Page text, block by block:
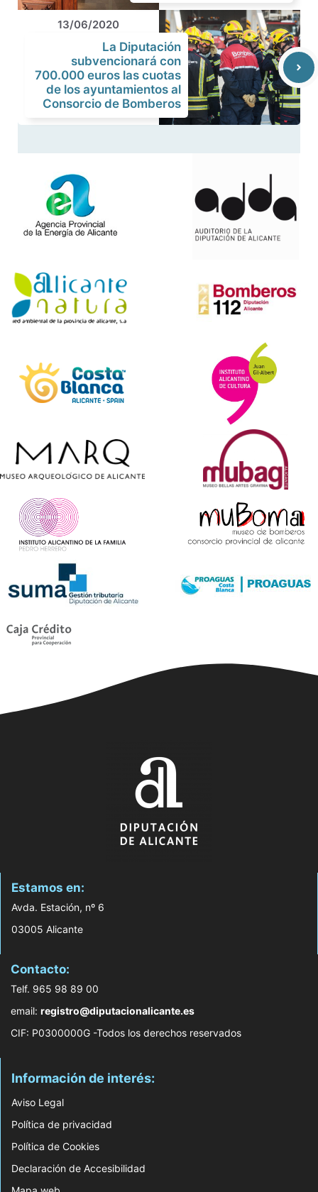
13/06/2020
La Diputación
subvencionará con
700.000 euros las cuotas
de los ayuntamientos al
Consorcio de Bomberos
Estamos en:
Avda. Estación, nº 6
03005 Alicante
Contacto:
Telf. 965 98 89 00
email: registro@diputacionalicante.es
CIF: P0300000G -Todos los derechos reservados
Información de interés:
Aviso Legal
Política de privacidad
Política de Cookies
Declaración de Accesibilidad